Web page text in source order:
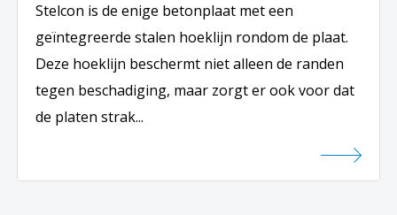
Stelcon is de enige betonplaat met een
geïntegreerde stalen hoeklijn rondom de plaat.
Deze hoeklijn beschermt niet alleen de randen
tegen beschadiging, maar zorgt er ook voor dat
de platen strak...